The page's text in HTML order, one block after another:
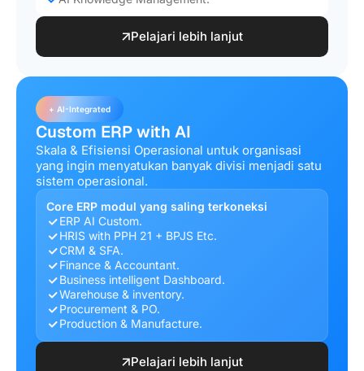
Pelajari lebih lanjut
+ AI-Integrated
Custom ERP with AI
Skala & Efisiensi Operasional untuk organisasi
yang ingin menyatukan banyak divisi menjadi satu
sistem operasional.
Core ERP modul yang saling terkoneksi
ERP AI Custom.
HRIS with PPH 21 + BPJS Etc.
CRM & SFA.
Finance & Accountant.
Business intelligent Dashboard.
Warehouse & inventory.
Procurement & PO.
Production & Manufacture.
Pelajari lebih lanjut